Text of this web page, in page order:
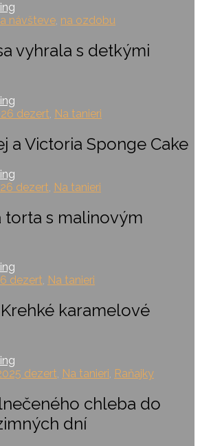
návšteve, na ozdobu
vyhrala s detkými
dezert, Na tanieri
a Victoria Sponge Cake
dezert Na tanieri
torta s malinovým
dezert, Na tanieri
karamelové
dezert, Na tanieri, Raňajky
chleba do
dní